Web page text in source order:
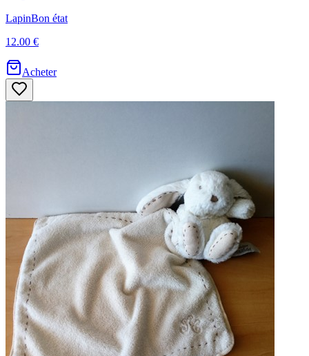
LapinBon état
12.00 €
Acheter